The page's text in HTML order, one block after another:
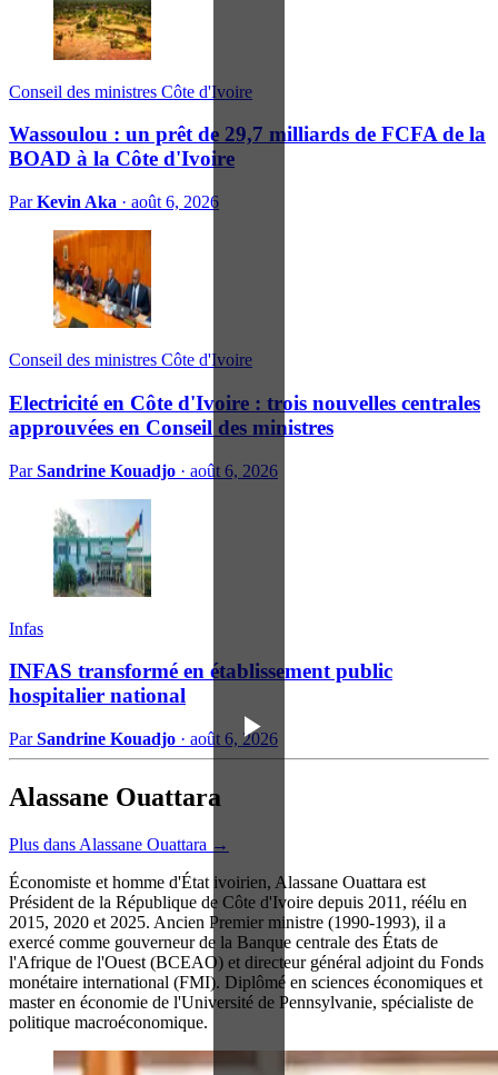
Conseil des ministres Côte d'Ivoire
Wassoulou : un prêt de 29,7 milliards de FCFA de la
BOAD à la Côte d'Ivoire
ParKevin Aka · août 6, 2026
Conseil des ministres Côte d'Ivoire
Electricité en Côte d'Ivoire : trois nouvelles centrales
approuvées en Conseil des ministres
ParSandrine Kouadjo · août 6, 2026
Infas
INFAS transformé en établissement public
hospitalier national
ParSandrine Kouadjo · août 6, 2026
Alassane Ouattara
Plus dans Alassane Ouattara →
Économiste et homme d'État ivoirien, Alassane Ouattara est
Président de la République de Côte d'Ivoire depuis 2011, réélu en
2015, 2020 et 2025. Ancien Premier ministre (1990-1993), il a
exercé comme gouverneur de la Banque centrale des États de
l'Afrique de l'Ouest (BCEAO) et directeur général adjoint du Fonds
monétaire international (FMI). Diplômé en sciences économiques et
master en économie de l'Université de Pennsylvanie, spécialiste de
politique macroéconomique.